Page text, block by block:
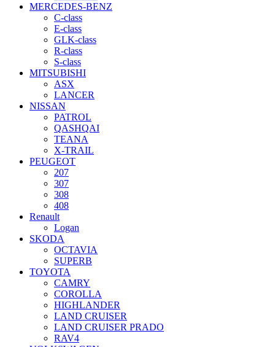
MERCEDES-BENZ
C-class
E-class
GLK-class
R-class
S-class
MITSUBISHI
ASX
LANCER
NISSAN
PATROL
QASHQAI
TEANA
X-TRAIL
PEUGEOT
207
307
308
408
Renault
Logan
SKODA
OCTAVIA
SUPERB
TOYOTA
CAMRY
COROLLA
HIGHLANDER
LAND CRUISER
LAND CRUISER PRADO
RAV4